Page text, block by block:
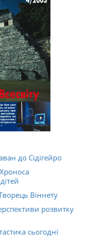
до Сідігейро
Віннету
розвитку
сьогодні